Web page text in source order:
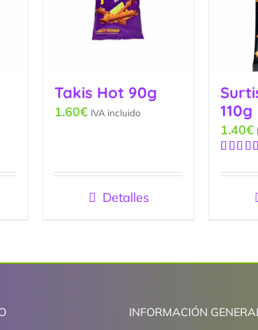
Takis Hot 90g
1.60€ IVA incluido
Detalles
110g
con5.00
1.40€
INFORMACIÓN